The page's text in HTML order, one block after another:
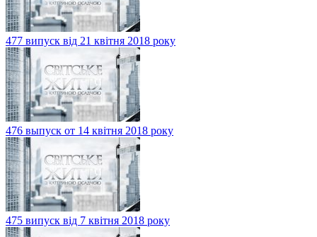
477 випуск від 21 квітня 2018 року
476 выпуск от 14 квітня 2018 року
475 випуск від 7 квітня 2018 року